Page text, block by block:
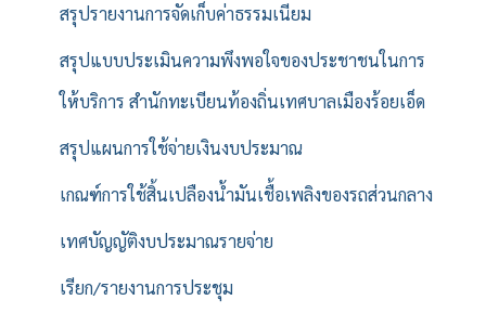
สรุปรายงานการจัดเก็บค่าธรรมเนียม
สรุปแบบประเมินความพึงพอใจของประชาชนในการ
ให้บริการ สำนักทะเบียนท้องถิ่นเทศบาลเมืองร้อยเอ็ด
สรุปแผนการใช้จ่ายเงินงบประมาณ
เกณฑ์การใช้สิ้นเปลืองน้ำมันเชื้อเพลิงของรถส่วนกลาง
เทศบัญญัติงบประมาณรายจ่าย
เรียก/รายงานการประชุม